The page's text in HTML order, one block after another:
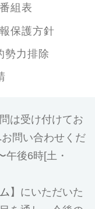
組表
保護方針
勢力排除
は受け付けてお
問い合わせくだ
午後6時[土・
】にいただいた